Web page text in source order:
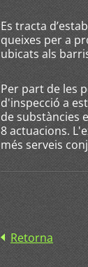
Es tracta
queixes per a
ubicats als
Per part de les
d'inspecció a
de substàncies
8 actuacions.
més serveis
Retorna